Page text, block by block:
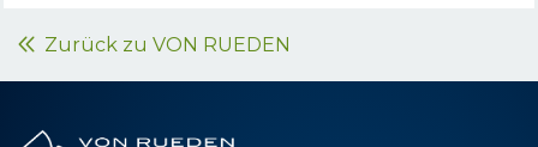
Zurück zu VON RUEDEN